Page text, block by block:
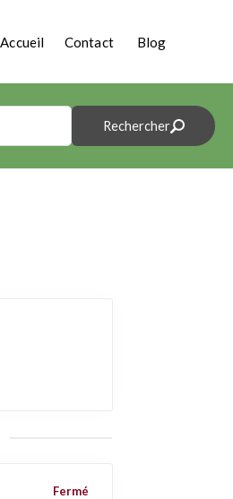
Accueil Contact Blog
Rechercher
Fermé